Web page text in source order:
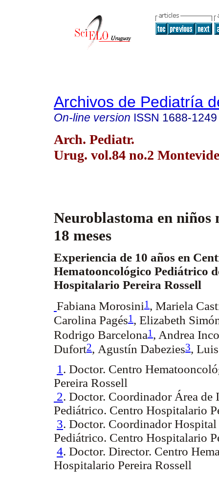
Archivos de Pediatría
On-line version ISSN 1688-1249
Arch. Pediatr.
Urug. vol.84 no.2
Neuroblastoma en niños
18 meses
Experiencia de 10 años en
Hematooncológico Pediátrico
Hospitalario Pereira Rossell
Fabiana Morosini1 , Mariela
Carolina Pagés1 , Elizabeth
Rodrigo Barcelona1 , Andrea
Dufort2, Agustín Dabezies3,
1 . Doctor. Centro
Pereira Rossell
2. Doctor. Coordinador Área
Pediátrico. Centro Hospitalario
3. Doctor. Coordinador
Pediátrico. Centro Hospitalario
4. Doctor. Director. Centro
Hospitalario Pereira Rossell